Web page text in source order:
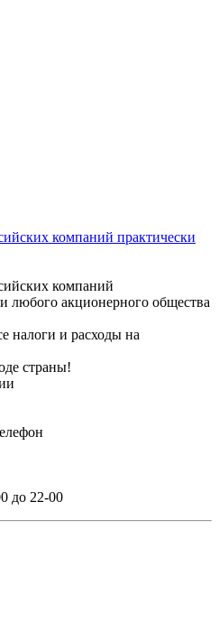
компаний практически
компаний
любого акционерного общества
налоги и расходы на
страны!
до 22-00